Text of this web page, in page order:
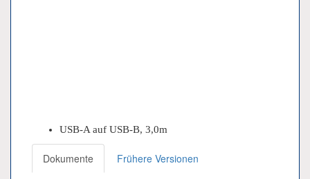
USB-A auf USB-B, 3,0m
Dokumente Frühere Versionen